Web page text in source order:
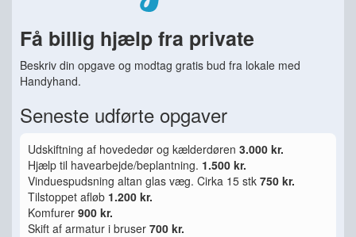
Få billig hjælp fra private
Beskriv din opgave og modtag gratis bud fra lokale med
Handyhand.
Seneste udførte opgaver
Udskiftning af hovededør og kælderdøren 3.000 kr.
Hjælp til havearbejde/beplantning. 1.500 kr.
Vinduespudsning altan glas væg. Cirka 15 stk 750 kr.
Tilstoppet afløb 1.200 kr.
Komfurer 900 kr.
Skift af armatur i bruser 700 kr.